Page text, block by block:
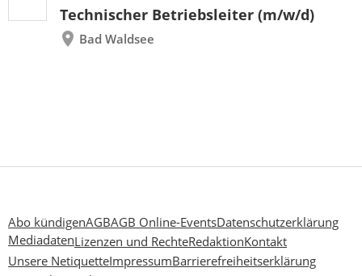
Technischer Betriebsleiter (m/w/d)
Bad Waldsee
Abo kündigenAGBAGB Online-EventsDatenschutzerklärung
MediadatenLizenzen und RechteRedaktionKontakt
Unsere NetiquetteImpressumBarrierefreiheitserklärung